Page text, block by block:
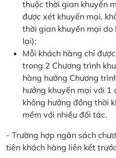
thuộc thời gian khuyến
được xét khuyến mại,
thời gian khuyến mại
lại);
Mỗi khách hàng chỉ
trong 2 Chương trình
hàng hưởng Chương
hưởng khuyến mại với 1
không hưởng đồng thời
mềm với nhiều đối tác.
- Trường hợp ngân sách
tiên khách hàng liên kết